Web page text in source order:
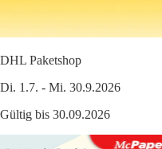
DHL Paketshop
Di. 1.7. - Mi. 30.9.2026
Gültig bis 30.09.2026